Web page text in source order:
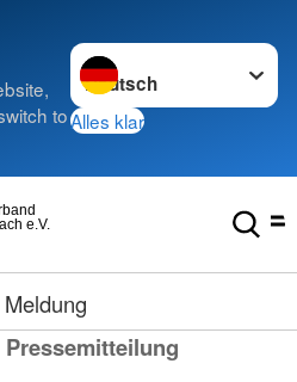
to
Sprache wechseln zu
Alles klar
e.V.
Meldung
Pressemitteilung